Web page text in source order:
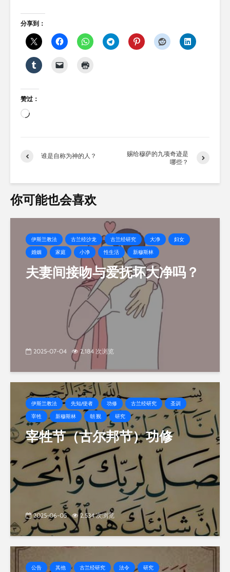
分享到：
赞过：
正
载…谁是自称为神的人？
赐给穆萨的九项奇迹是
哪些？
你可能也会喜欢
伊斯兰教法 古兰经沙龙 古兰经研究 大净
妇女
婚姻
家庭 小净 性生活 新穆斯林
夫妻间接吻与爱抚坏大净吗？
2025-07-04 2,184 次浏览
伊斯兰教法 先知/使者 功修 古兰经研究
圣训
宰牲
新穆斯林 朝 觐 研究
宰牲节（古尔邦节）功修
2025-06-05 2,534 次浏览
公告 其他 古兰经研究 法令 研究